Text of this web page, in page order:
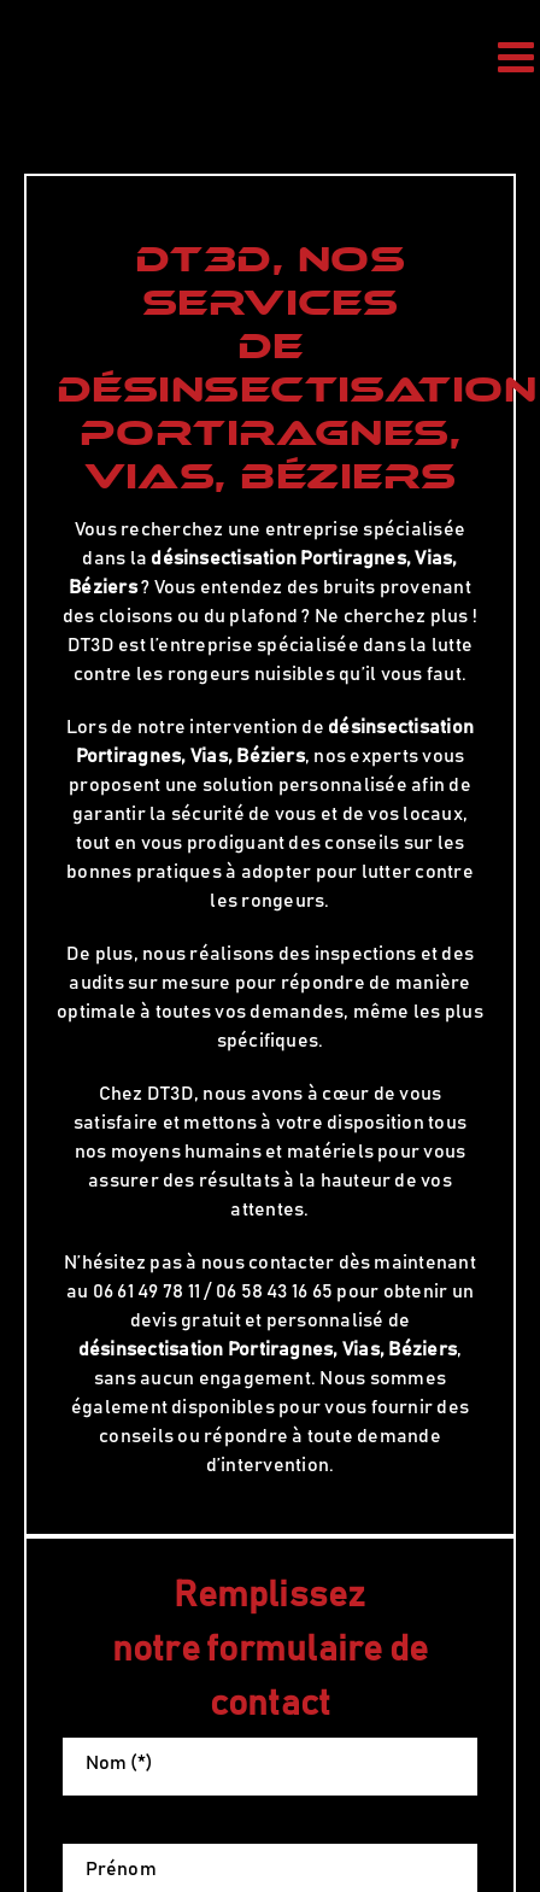
DT3D, NOS
SERVICES
DE
DÉSINSECTISATION
PORTIRAGNES,
VIAS, BÉZIERS
Vous recherchez une entreprise spécialisée
dans la désinsectisation Portiragnes, Vias,
Béziers? Vous entendez des bruits provenant
des cloisons ou du plafond ? Ne cherchez plus !
DT3D est l’entreprise spécialisée dans la lutte
contre les rongeurs nuisibles qu’il vous faut.
Lors de notre intervention de désinsectisation
Portiragnes, Vias, Béziers, nos experts vous
proposent une solution personnalisée afin de
garantir la sécurité de vous et de vos locaux,
tout en vous prodiguant des conseils sur les
bonnes pratiques à adopter pour lutter contre
les rongeurs.
De plus, nous réalisons des inspections et des
audits sur mesure pour répondre de manière
optimale à toutes vos demandes, même les plus
spécifiques.
Chez DT3D, nous avons à cœur de vous
satisfaire et mettons à votre disposition tous
nos moyens humains et matériels pour vous
assurer des résultats à la hauteur de vos
attentes.
N’hésitez pas à nous contacter dès maintenant
au 06 61 49 78 11 / 06 58 43 16 65 pour obtenir un
devis gratuit et personnalisé de
désinsectisation Portiragnes, Vias, Béziers,
sans aucun engagement. Nous sommes
également disponibles pour vous fournir des
conseils ou répondre à toute demande
d’intervention.
Remplissez
notre formulaire de
contact
Nom (*)
Prénom